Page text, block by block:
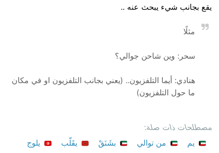
يقع بجانب شيء يبحث عنه ..
مثلًا
سحر: وين شاحن جوالي؟
هنادي: أيما التلفزيون.. (يعني بجانب التلفزيون او في مكان
ما حول التلفزيون)
مصطلحات ذات صلة:
يم
من توالي بشَنَقْ يقَلّب
يلوج